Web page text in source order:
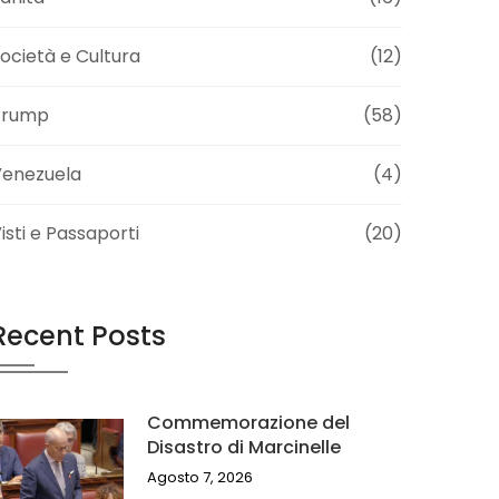
e Cultura (12)
(58)
(4)
e Passaporti (20)
Posts
Commemorazione del
Disastro di Marcinelle
Agosto 7, 2026